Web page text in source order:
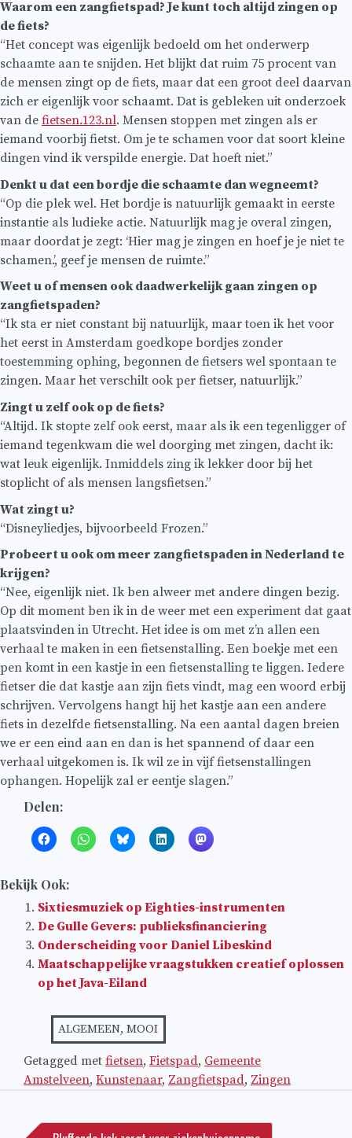
Waarom een zangfietspad? Je kunt toch altijd zingen op
de fiets?
“Het concept was eigenlijk bedoeld om het onderwerp
schaamte aan te snijden. Het blijkt dat ruim 75 procent van
de mensen zingt op de fiets, maar dat een groot deel daarvan
zich er eigenlijk voor schaamt. Dat is gebleken uit onderzoek
van de fietsen.123.nl. Mensen stoppen met zingen als er
iemand voorbij fietst. Om je te schamen voor dat soort kleine
dingen vind ik verspilde energie. Dat hoeft niet.”
Denkt u dat een bordje die schaamte dan wegneemt?
“Op die plek wel. Het bordje is natuurlijk gemaakt in eerste
instantie als ludieke actie. Natuurlijk mag je overal zingen,
maar doordat je zegt: ‘Hier mag je zingen en hoef je je niet te
schamen.’, geef je mensen de ruimte.”
Weet u of mensen ook daadwerkelijk gaan zingen op
zangfietspaden?
“Ik sta er niet constant bij natuurlijk, maar toen ik het voor
het eerst in Amsterdam goedkope bordjes zonder
toestemming ophing, begonnen de fietsers wel spontaan te
zingen. Maar het verschilt ook per fietser, natuurlijk.”
Zingt u zelf ook op de fiets?
“Altijd. Ik stopte zelf ook eerst, maar als ik een tegenligger of
iemand tegenkwam die wel doorging met zingen, dacht ik:
wat leuk eigenlijk. Inmiddels zing ik lekker door bij het
stoplicht of als mensen langsfietsen.”
Wat zingt u?
“Disneyliedjes, bijvoorbeeld Frozen.”
Probeert u ook om meer zangfietspaden in Nederland te
krijgen?
“Nee, eigenlijk niet. Ik ben alweer met andere dingen bezig.
Op dit moment ben ik in de weer met een experiment dat gaat
plaatsvinden in Utrecht. Het idee is om met z’n allen een
verhaal te maken in een fietsenstalling. Een boekje met een
pen komt in een kastje in een fietsenstalling te liggen. Iedere
fietser die dat kastje aan zijn fiets vindt, mag een woord erbij
schrijven. Vervolgens hangt hij het kastje aan een andere
fiets in dezelfde fietsenstalling. Na een aantal dagen breien
we er een eind aan en dan is het spannend of daar een
verhaal uitgekomen is. Ik wil ze in vijf fietsenstallingen
ophangen. Hopelijk zal er eentje slagen.”
Delen:
Bekijk Ook:
Sixtiesmuziek op Eighties-instrumenten
De Gulle Gevers: publieksfinanciering
Onderscheiding voor Daniel Libeskind
Maatschappelijke vraagstukken creatief oplossen
op het Java-Eiland
ALGEMEEN,MOOI
Getagged met fietsen, Fietspad, Gemeente
Amstelveen, Kunstenaar, Zangfietspad, Zingen
navigatie